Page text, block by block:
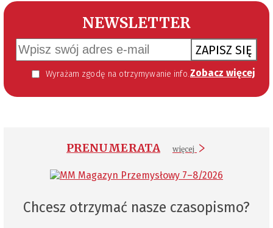
NEWSLETTER
ZAPISZ SIĘ
Wyrażam zgodę na otrzymywanie informacji handlowej kierowanej do mnie za pomocą środków komunikacji elektronicznej w szczególności poczty elektronicznej zgodnie z przepisem art. 10 ust 2 ustawy z dnia 18 lipca 2002 roku o świadczeniu usług drogą elektroniczną (Dz. U. 144 z 2002 r. poz. 1204). Zgoda jest dobrowolna, jednak jej wyrażenie jest konieczne, aby otrzymywać newsletter. Zobacz więcej
PRENUMERATA więcej
Chcesz otrzymać nasze czasopismo?